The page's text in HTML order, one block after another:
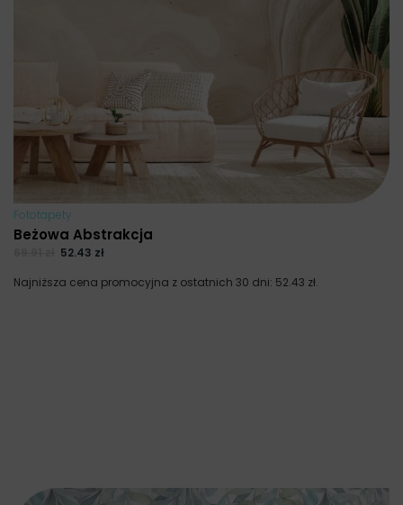
Fototapety
Beżowa Abstrakcja
52.43 zł
Najniższa cena promocyjna z ostatnich 30 dni: 52.43 zł.